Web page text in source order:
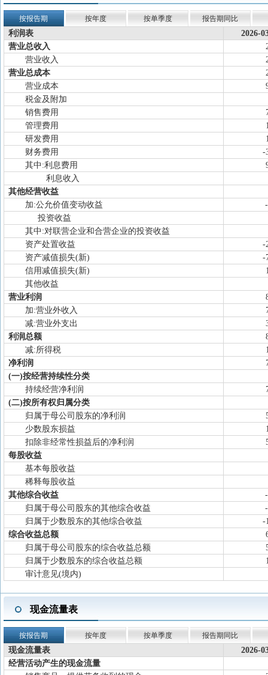
按报告期 按年度 按单季度 报告期同比
利润表
2026-
营业总收入
营业收入
营业总成本
营业成本
税金及附加
销售费用
管理费用
研发费用
财务费用
-
其中:利息费用
利息收入
其他经营收益
加:公允价值变动收益
投资收益
其中:对联营企业和合营企业的投资收益
资产处置收益
-
资产减值损失(新)
-
信用减值损失(新)
其他收益
营业利润
加:营业外收入
减:营业外支出
利润总额
减:所得税
净利润
(一)按经营持续性分类
持续经营净利润
(二)按所有权归属分类
归属于母公司股东的净利润
少数股东损益
扣除非经常性损益后的净利润
每股收益
基本每股收益
稀释每股收益
其他综合收益
归属于母公司股东的其他综合收益
归属于少数股东的其他综合收益
-
综合收益总额
归属于母公司股东的综合收益总额
归属于少数股东的综合收益总额
审计意见(境内)
现金流量表
按报告期 按年度 按单季度 报告期同比
现金流量表
2026-
经营活动产生的现金流量